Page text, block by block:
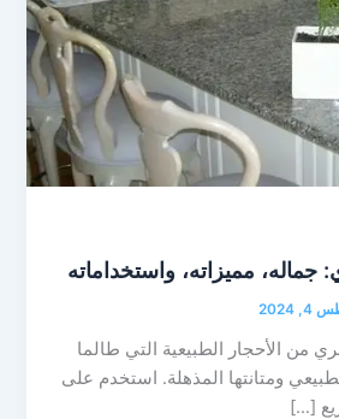
جماله، مميزاته، واستخداماته
2024
من الأحجار الطبيعية التي طالما
ومتانتها المذهلة. استخدم على
[…]